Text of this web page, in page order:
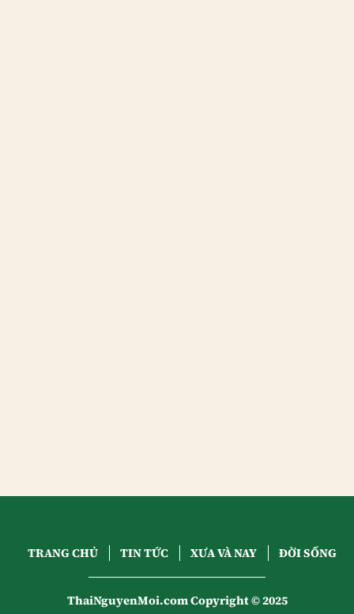
TRANG CHỦ TIN TỨC XƯA VÀ NAY ĐỜI SỐNG
ThaiNguyenMoi.com Copyright © 2025